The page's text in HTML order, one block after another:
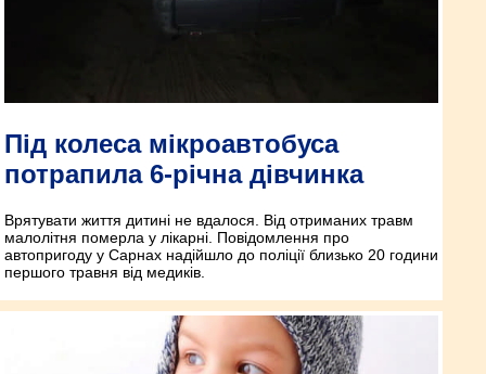
Під колеса мікроавтобуса
потрапила 6-річна дівчинка
Врятувати життя дитині не вдалося. Від отриманих травм
малолітня померла у лікарні. Повідомлення про
автопригоду у Сарнах надійшло до поліції близько 20 години
першого травня від медиків.